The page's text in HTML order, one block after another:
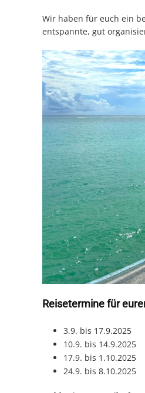
Wir haben für euch ein
entspannte, gut
Reisetermine für
3.9. bis 17.9.2025
10.9. bis 14.9.2025
17.9. bis 1.10.2025
24.9. bis 8.10.2025